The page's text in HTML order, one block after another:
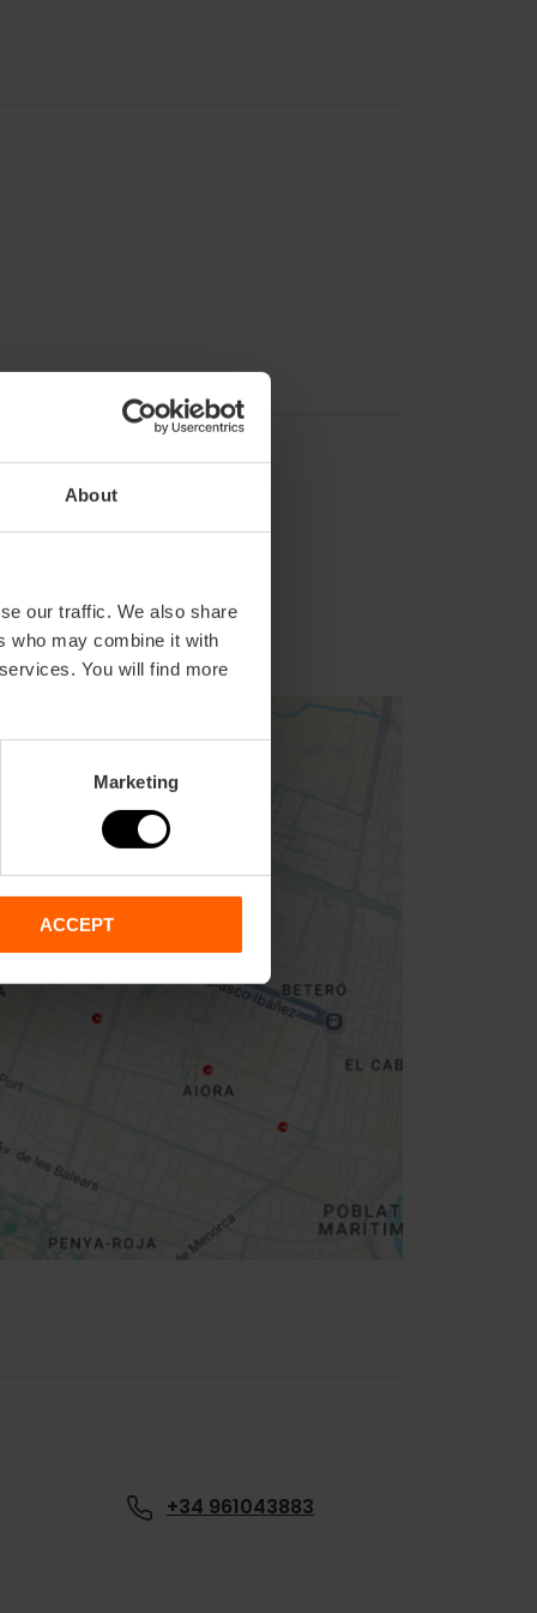
About
our traffic. We also share
who may combine it with
You will find more
Marketing
ACCEPT
+34 961043883